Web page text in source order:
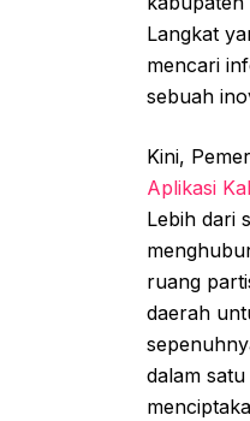
Langkat
mencari
sebuah
Kini,
Aplikasi
Lebih dari
ruang
daerah
dalam